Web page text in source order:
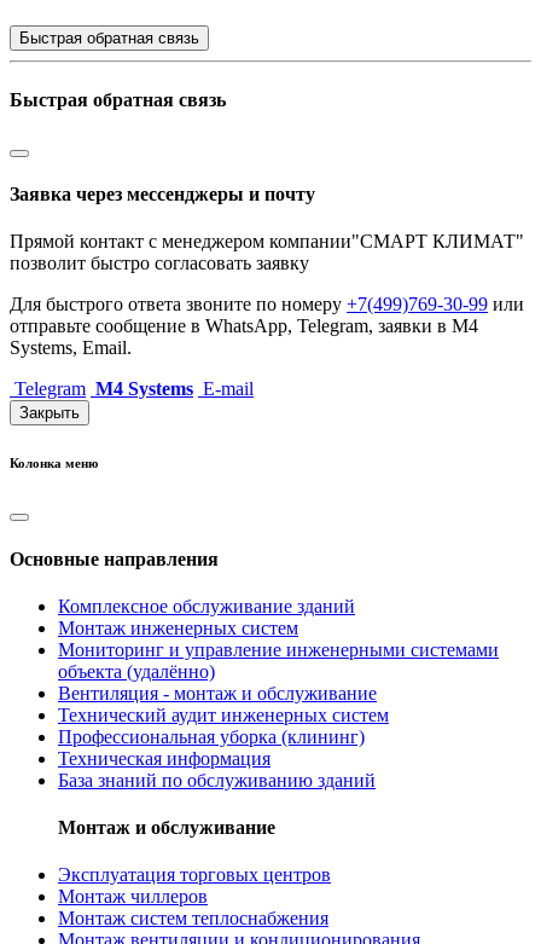
Быстрая обратная связь
Быстрая обратная связь
Заявка через мессенджеры и почту
Прямой контакт с менеджером компании"СМАРТ КЛИМАТ"
позволит быстро согласовать заявку
Для быстрого ответа звоните по номеру +7(499)769-30-99 или
отправьте сообщение в WhatsApp, Telegram, заявки в M4
Systems, Email.
Telegram M4 Systems E-mail
Закрыть
Колонка меню
Основные направления
Комплексное обслуживание зданий
Монтаж инженерных систем
Мониторинг и управление инженерными системами
объекта (удалённо)
Вентиляция - монтаж и обслуживание
Технический аудит инженерных систем
Профессиональная уборка (клининг)
Техническая информация
База знаний по обслуживанию зданий
Монтаж и обслуживание
Эксплуатация торговых центров
Монтаж чиллеров
Монтаж систем теплоснабжения